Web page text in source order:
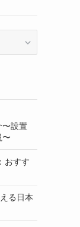
〜設置
〜
おすす
る日本